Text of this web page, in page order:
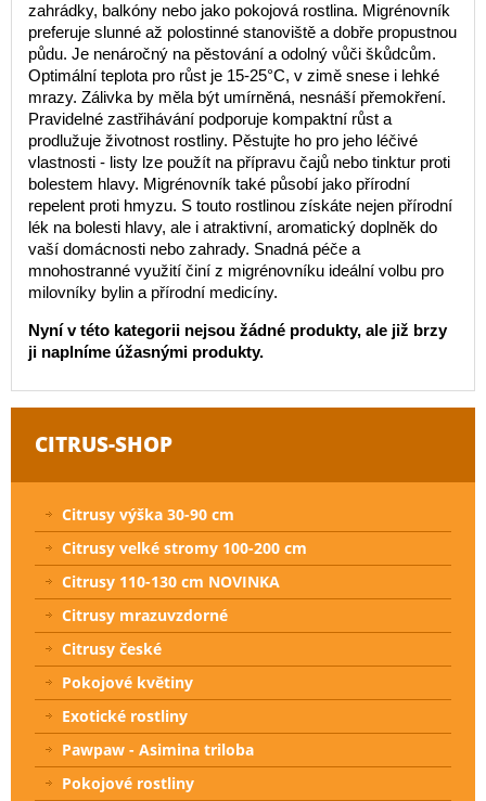
zahrádky, balkóny nebo jako pokojová rostlina. Migrénovník
preferuje slunné až polostinné stanoviště a dobře propustnou
půdu. Je nenáročný na pěstování a odolný vůči škůdcům.
Optimální teplota pro růst je 15-25°C, v zimě snese i lehké
mrazy. Zálivka by měla být umírněná, nesnáší přemokření.
Pravidelné zastřihávání podporuje kompaktní růst a
prodlužuje životnost rostliny. Pěstujte ho pro jeho léčivé
vlastnosti - listy lze použít na přípravu čajů nebo tinktur proti
bolestem hlavy. Migrénovník také působí jako přírodní
repelent proti hmyzu. S touto rostlinou získáte nejen přírodní
lék na bolesti hlavy, ale i atraktivní, aromatický doplněk do
vaší domácnosti nebo zahrady. Snadná péče a
mnohostranné využití činí z migrénovníku ideální volbu pro
milovníky bylin a přírodní medicíny.
Nyní v této kategorii nejsou žádné produkty, ale již brzy
ji naplníme úžasnými produkty.
CITRUS-SHOP
Citrusy výška 30-90 cm
Citrusy velké stromy 100-200 cm
Citrusy 110-130 cm NOVINKA
Citrusy mrazuvzdorné
Citrusy české
Pokojové květiny
Exotické rostliny
Pawpaw - Asimina triloba
Pokojové rostliny